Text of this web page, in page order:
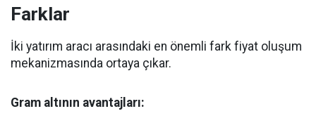
Farklar
İki yatırım aracı arasındaki en önemli fark fiyat oluşum
mekanizmasında ortaya çıkar.
Gram altının avantajları: